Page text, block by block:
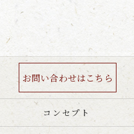
お問い合わせはこちら
コンセプト